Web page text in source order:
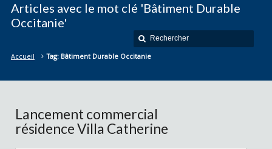
Articles avec le mot clé 'Bâtiment Durable
Occitanie'
Accueil Tag: Bâtiment Durable Occitanie
Lancement commercial
résidence Villa Catherine